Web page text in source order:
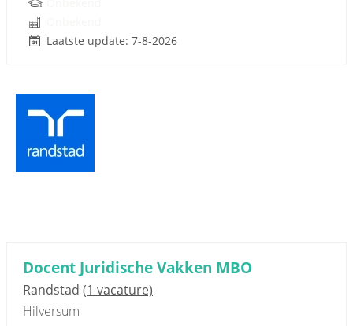
Laatste update: 7-8-2026
Docent Juridische Vakken MBO
Randstad (1 vacature)
Hilversum